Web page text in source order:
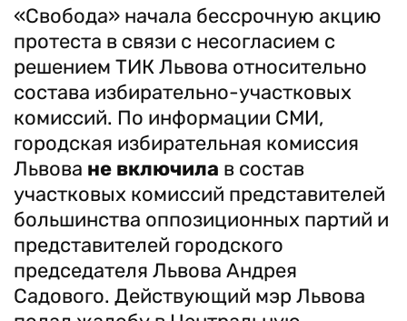
«Свобода» начала бессрочную акцию
протеста в связи с несогласием с
решением ТИК Львова относительно
состава избирательно-участковых
комиссий. По информации СМИ,
городская избирательная комиссия
Львова не включила в состав
участковых комиссий представителей
большинства оппозиционных партий и
представителей городского
председателя Львова Андрея
Садового. Действующий мэр Львова